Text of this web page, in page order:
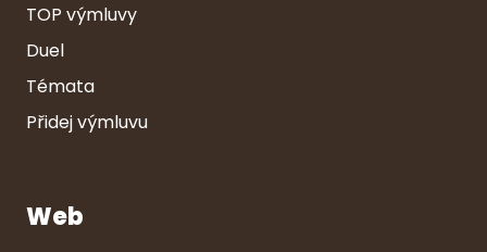
TOP výmluvy
Duel
Témata
Přidej výmluvu
Web